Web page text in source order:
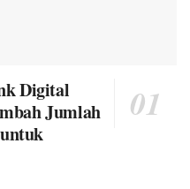
Digital
Jumlah